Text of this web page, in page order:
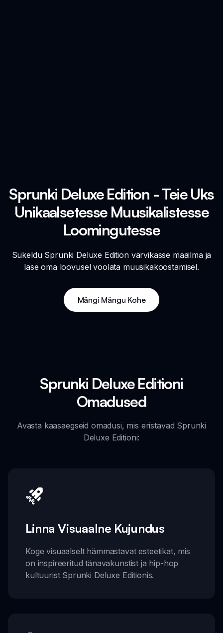
Sprunki Deluxe Edition - Teie Uks
Unikaalsetesse Muusikalistesse
Loomingutesse
Sukeldu Sprunki Deluxe Edition värvikasse maailma ja
lase oma loovusel voolata muusikakoostamisel.
Mängi Mängu Kohe
Sprunki Deluxe Editioni
Omadused
Avasta kaasaegseid omadusi, mis eristavad Sprunki
Deluxe Editioni:
Linna Visuaalne Kujundus
Koge visuaalselt hämmastavat esteetikat, mis
on inspireeritud tänavakunstist ja hip-hop
kultuurist Sprunki Deluxe Editionis.